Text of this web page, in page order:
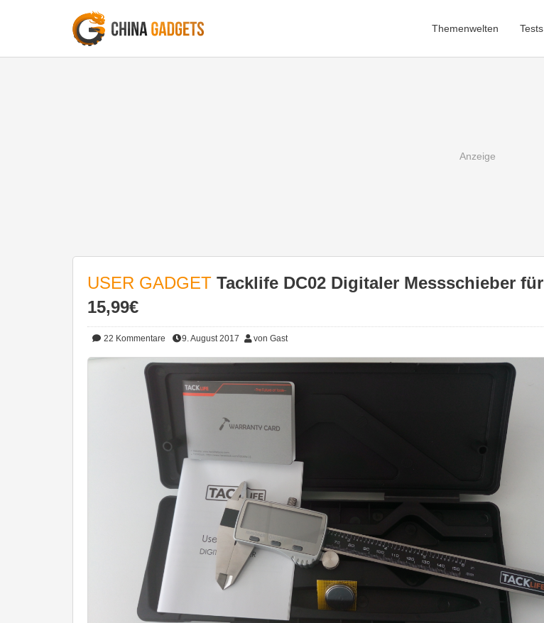
Themenwelten Tests
USER GADGET Tacklife DC02 Digitaler Messschieber für
15,99€
22 Kommentare 9. August 2017 von Gast